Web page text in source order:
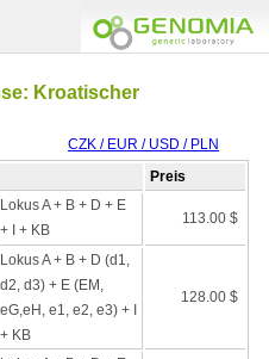
Kroatischer
CZK / EUR / USD / PLN
Preis
Lokus A + B + D + E
+ I + KB
113.00 $
Lokus A + B + D (d1,
d2, d3) + E (EM,
eG,eH, e1, e2, e3) + I
+ KB
128.00 $